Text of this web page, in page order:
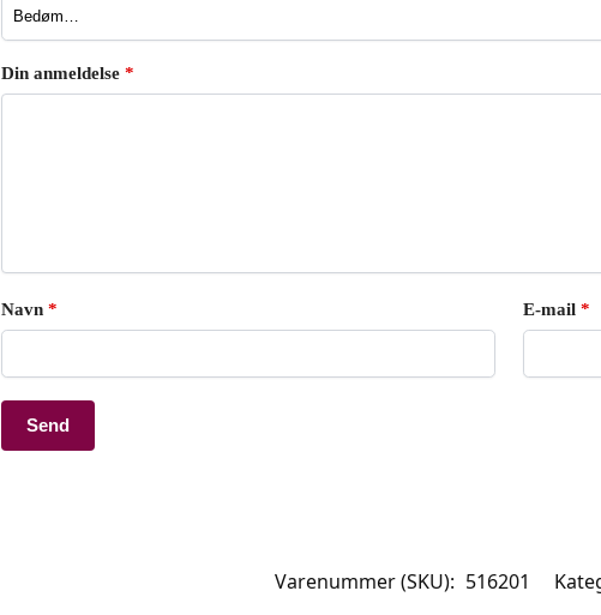
Din anmeldelse *
Navn * E-mail*
Varenummer (SKU): 516201